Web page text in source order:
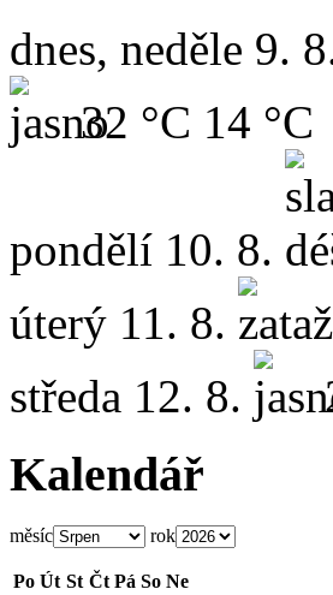
dnes, neděle 9.
32 °C 14 °C
pondělí 10. 8.
úterý 11. 8.
středa 12. 8.
Kalendář
měsíc rok
Po Út St Čt Pá So Ne